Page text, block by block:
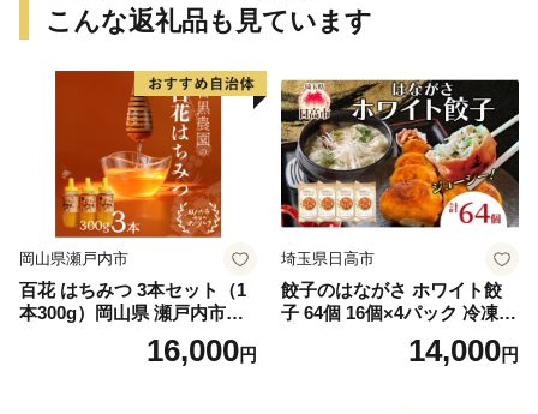
こんな返礼品も見ています
岡山県瀬戸内市
百花 はちみつ 3本セット（1
本300g）岡山県 瀬戸内市産
石黒農園 ヨーグルト パン 砂
糖の代わり 香り高い いい香
16,000円
埼玉県日高市
餃子のはながさ ホワイト餃
子 64個 16個×4パック 冷凍
中華 点心 B級グルメ ご当地
野菜 おつまみ おかず 簡単調
14,000円